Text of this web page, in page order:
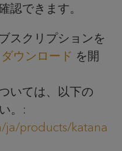
認できます。
スクリプションを
ダウンロード を開
いては、以下の
。:
ja/products/katana